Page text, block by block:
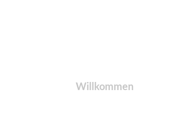
Willkommen